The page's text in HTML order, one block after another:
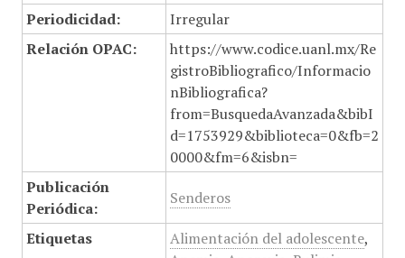
Periodicidad:
Irregular
Relación OPAC:
https://www.codice.uanl.mx/Re
gistroBibliografico/Informacio
nBibliografica?
from=BusquedaAvanzada&bibI
d=1753929&biblioteca=0&fb=2
0000&fm=6&isbn=
Publicación
Periódica:
Senderos
Etiquetas Alimentación del adolescente,